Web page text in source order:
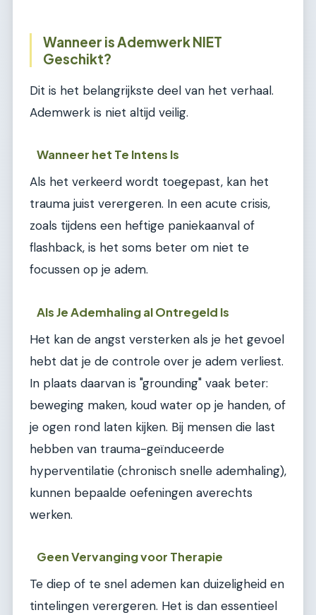
Wanneer is Ademwerk NIET
Geschikt?
Dit is het belangrijkste deel van het verhaal.
Ademwerk is niet altijd veilig.
Wanneer het Te Intens Is
Als het verkeerd wordt toegepast, kan het
trauma juist verergeren. In een acute crisis,
zoals tijdens een heftige paniekaanval of
flashback, is het soms beter om niet te
focussen op je adem.
Als Je Ademhaling al Ontregeld Is
Het kan de angst versterken als je het gevoel
hebt dat je de controle over je adem verliest.
In plaats daarvan is "grounding" vaak beter:
beweging maken, koud water op je handen, of
je ogen rond laten kijken. Bij mensen die last
hebben van trauma-geïnduceerde
hyperventilatie (chronisch snelle ademhaling),
kunnen bepaalde oefeningen averechts
werken.
Geen Vervanging voor Therapie
Te diep of te snel ademen kan duizeligheid en
tintelingen verergeren. Het is dan essentieel